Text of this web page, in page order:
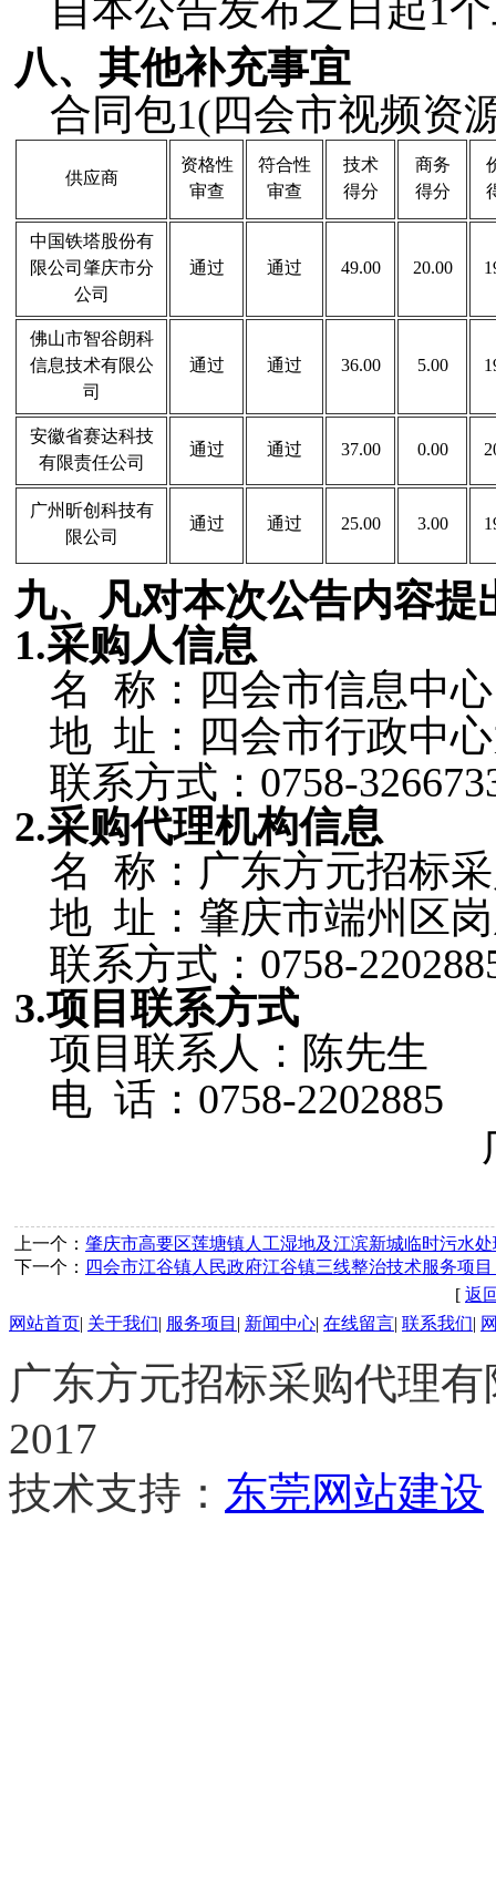
自本公告发布之日起1
八、其他补充事宜
合同包1(四会市视频资
供应商
资格性
审查
符合性
审查
技术
得分
商务
得分
中国铁塔股份有
限公司肇庆市分
公司
通过 通过 49.00 20.00
佛山市智谷朗科
信息技术有限公
司
通过 通过 36.00 5.00
安徽省赛达科技
有限责任公司
通过 通过 37.00 0.00
广州昕创科技有
限公司
通过 通过 25.00 3.00
九、凡对本次公告内容
1.采购人信息
名
称：四会市信息中心
地 址：四会市行政中
联系方式： 0758-
2.采购代理机构信息
名
称：广东方元招标
地 址：肇庆市端州区
联系方式： 0758-
3.项目联系方式
项目联系人：陈先生
电 话：0758-2202885
上一个： 肇庆市高要区莲塘镇人工湿地及江滨新城临时污水
下一个： 四会市江谷镇人民政府江谷镇三线整治技术服务项
[ 返
网站首页| 关于我们| 服务项目 | 新闻中心| 在线留言| 联系我们|
广东方元招标采购代理
2017
技术支持： 东莞网站建设